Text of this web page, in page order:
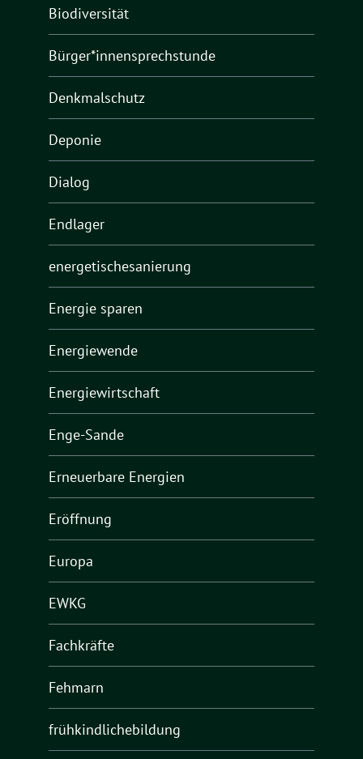
Biodiversität
Bürger*innensprechstunde
Denkmalschutz
Deponie
Dialog
Endlager
energetischesanierung
Energie sparen
Energiewende
Energiewirtschaft
Enge-Sande
Erneuerbare Energien
Eröffnung
Europa
EWKG
Fachkräfte
Fehmarn
frühkindlichebildung